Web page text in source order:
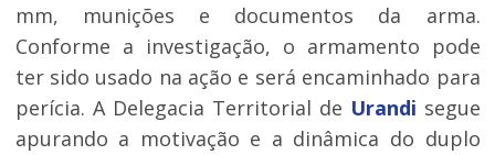
mm, munições e documentos da arma.
Conforme a investigação, o armamento pode
ter sido usado na ação e será encaminhado para
perícia. A Delegacia Territorial de Urandi segue
apurando a motivação e a dinâmica do duplo